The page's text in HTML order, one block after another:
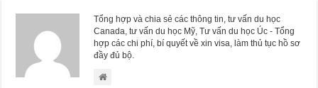
Tổng hợp và chia sẻ các thông tin, tư vấn du học
Canada, tư vấn du học Mỹ, Tư vấn du học Úc - Tổng
hợp các chi phí, bí quyết về xin visa, làm thủ tục hồ sơ
đầy đủ bộ.